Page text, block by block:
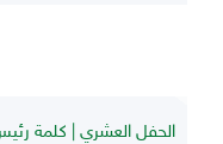
الحفل العشري | كلمة